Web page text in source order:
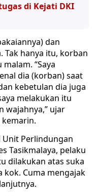
di Kejati DKI
dan
Tak hanya itu, korban
“Saya
dia (korban) saat
kebetulan dia juga
melakukan itu
wajahnya,” ujar
kemarin.
Unit Perlindungan
Tasikmalaya, pelaku
dilakukan atas suka
kok. Cuma mengajak